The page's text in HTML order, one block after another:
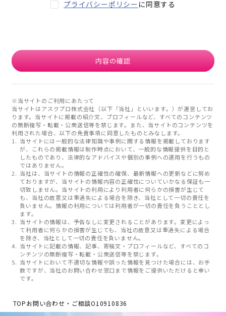
プライバシーポリシー に同意する
内容の確認
※当サイトのご利用にあたって
当サイトはアスクプロ株式会社（以下「当社」といいます。）が運営してお
ります。当サイトに掲載の紹介文、プロフィールなど、すべてのコンテンツ
の無断複写・転載・公衆送信等を禁じます。また、当サイトのコンテンツを
利用された場合、以下の免責事項に同意したものとみなします。
当サイトには一般的な法律知識や事例に関する情報を掲載しております
が、これらの掲載情報は制作時点において、一般的な情報提供を目的と
したものであり、法律的なアドバイスや個別の事例への適用を行うもの
ではありません。
当社は、当サイトの情報の正確性の確保、最新情報への更新などに努め
ておりますが、当サイトの情報内容の正確性についていかなる保証も一
切致しません。当サイトの利用により利用者に何らかの損害が生じて
も、当社の故意又は重過失による場合を除き、当社として一切の責任を
負いません。情報の利用については利用者が一切の責任を負うこととし
ます。
当サイトの情報は、予告なしに変更されることがあります。変更によっ
て利用者に何らかの損害が生じても、当社の故意又は重過失による場合
を除き、当社として一切の責任を負いません。
当サイトに記載の情報、記事、寄稿文・プロフィールなど、すべてのコ
ンテンツの無断複写・転載・公衆送信等を禁じます。
当サイトにおいて不適切な情報や誤った情報を見つけた場合には、お手
数ですが、当社のお問い合わせ窓口まで情報をご提供いただけると幸い
です。
TOPお問い合わせ・ご相談O10910836